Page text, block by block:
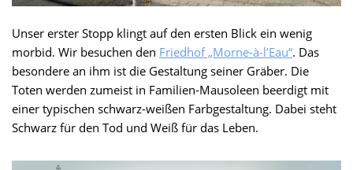
Unser erster Stopp klingt auf den ersten Blick ein wenig
morbid. Wir besuchen den Friedhof „Morne-à-l’Eau“. Das
besondere an ihm ist die Gestaltung seiner Gräber. Die
Toten werden zumeist in Familien-Mausoleen beerdigt mit
einer typischen schwarz-weißen Farbgestaltung. Dabei steht
Schwarz für den Tod und Weiß für das Leben.